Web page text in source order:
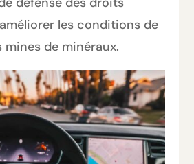
les conditions de
mines de minéraux.